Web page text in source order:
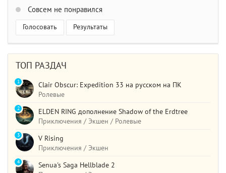
Совсем не понравился
Голосовать Результаты
ТОП РАЗДАЧ
Clair Obscur: Expedition 33 на русском на ПК
Ролевые
1
ELDEN RING дополнение Shadow of the Erdtree
Приключения / Экшен / Ролевые
2
V Rising
Приключения / Экшен
3
Senua's Saga Hellblade 2
4